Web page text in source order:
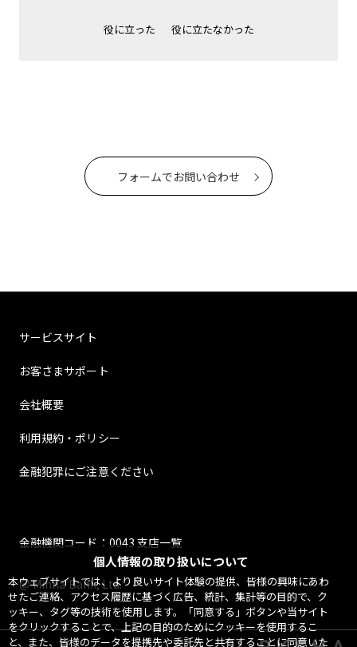
個人情報の取り扱いについて
本ウェブサイトでは、より良いサイト体験の提供、皆様の興味にあわ
せたご連絡、アクセス履歴に基づく広告、統計、集計等の目的で、ク
ッキー、タグ等の技術を使用します。「同意する」ボタンや当サイト
をクリックすることで、上記の目的のためにクッキーを使用するこ
と、また、皆様のデータを提携先や委託先と共有することに同意いた
役に立った 役に立たなかった
フォームでお問い合わせ
サービスサイト
お客さまサポート
会社概要
利用規約・ポリシー
金融犯罪にご注意ください
金融機関コード：0043 支店一覧
@ Minna Bank, Ltd.